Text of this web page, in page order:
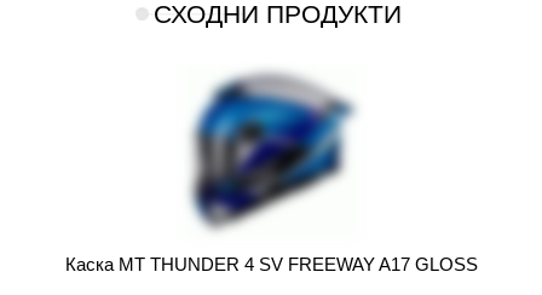
СХОДНИ ПРОДУКТИ
Каска MT THUNDER 4 SV FREEWAY A17 GLOSS